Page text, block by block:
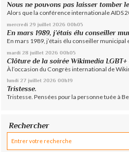
Nous ne pouvons pas laisser tomber
Alors que la conférence internationale AIDS
mercredi 29 juillet 2026 00h05
En mars 1989, j’étais élu conseiller
En mars 1989, j’étais élu conseiller municipal
mardi 28 juillet 2026 00h05
Clôture de la soirée Wikimedia LGBT+
À l’occasion du Congrès international de
lundi 27 juillet 2026 00h19
Tristesse.
Tristesse. Pensées pour la personne tuée à
Rechercher